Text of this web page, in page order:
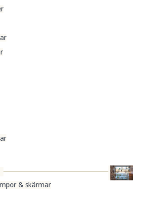
& skärmar